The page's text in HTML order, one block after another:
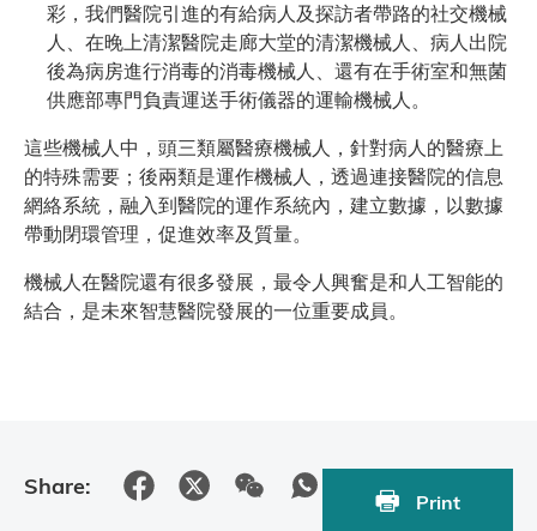
彩，我們醫院引進的有給病人及探訪者帶路的社交機械
人、在晚上清潔醫院走廊大堂的清潔機械人、病人出院
後為病房進行消毒的消毒機械人、還有在手術室和無菌
供應部專門負責運送手術儀器的運輸機械人。
這些機械人中，頭三類屬醫療機械人，針對病人的醫療上
的特殊需要；後兩類是運作機械人，透過連接醫院的信息
網絡系統，融入到醫院的運作系統內，建立數據，以數據
帶動閉環管理，促進效率及質量。
機械人在醫院還有很多發展，最令人興奮是和人工智能的
結合，是未來智慧醫院發展的一位重要成員。
Share:
Print